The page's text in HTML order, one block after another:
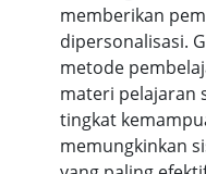
memberikan
dipersonalisasi.
metode
materi pelajaran
tingkat
memungkinkan